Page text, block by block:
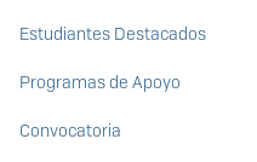
Estudiantes Destacados
Programas de Apoyo
Convocatoria